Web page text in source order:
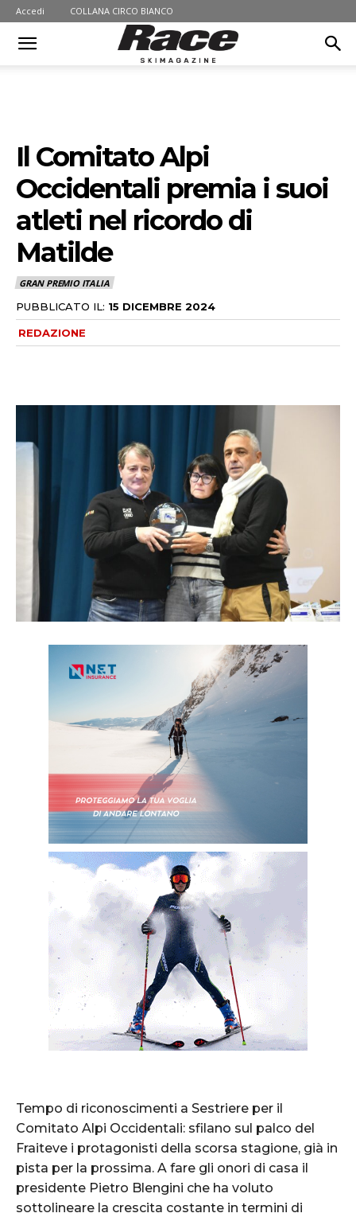
Accedi COLLANA CIRCO BIANCO
Il Comitato Alpi
Occidentali premia i suoi
atleti nel ricordo di
Matilde
GRAN PREMIO ITALIA
PUBBLICATO IL: 15 DICEMBRE 2024
REDAZIONE
Tempo di riconoscimenti a Sestriere per il
Comitato Alpi Occidentali: sfilano sul palco del
Fraiteve i protagonisti della scorsa stagione, già in
pista per la prossima. A fare gli onori di casa il
presidente Pietro Blengini che ha voluto
sottolineare la crescita costante in termini di